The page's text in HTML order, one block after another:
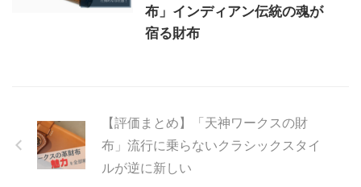
布」インディアン伝統の魂が
宿る財布
【評価まとめ】「天神ワークスの財
布」流行に乗らないクラシックスタイ
ルが逆に新しい